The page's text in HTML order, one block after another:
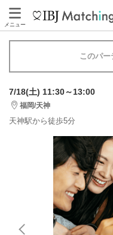
メニュー
このパー
7/18(土) 11:30～13:00
福岡/天神
天神駅から徒歩5分